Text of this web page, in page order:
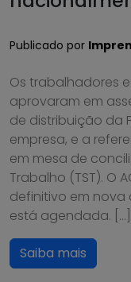
Publicado por
Os trabalhadores
aprovaram em
de distribuição da
empresa, e a
em mesa de
Trabalho (TST). O
definitivo em nova
está agendada. […]
Saiba mais